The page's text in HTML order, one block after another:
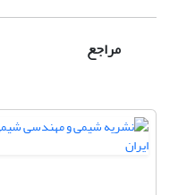
مراجع